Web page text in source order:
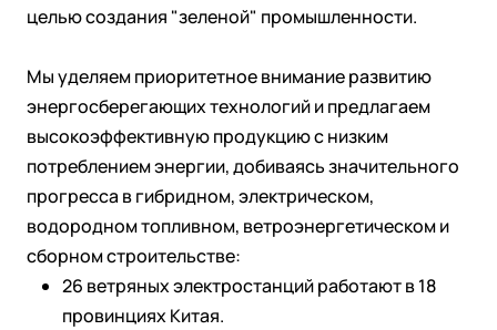
целью создания "зеленой" промышленности.
Мы уделяем приоритетное внимание развитию
энергосберегающих технологий и предлагаем
высокоэффективную продукцию с низким
потреблением энергии, добиваясь значительного
прогресса в гибридном, электрическом,
водородном топливном, ветроэнергетическом и
сборном строительстве:
26 ветряных электростанций работают в 18
провинциях Китая.